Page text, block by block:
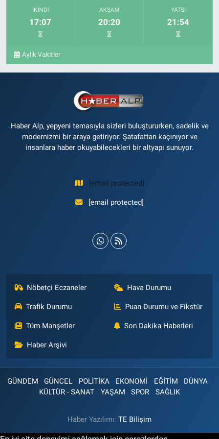
İKINDI
17:07
AKŞAM
20:20
YATSI
21:54
Aylık Vakitler
Haber Alp, yepyeni temasıyla sizleri buluştururken, sadelik ve
modernizmi bir araya getiriyor. Şatafattan kaçınıyor ve
insanlara haber okuyabilecekleri bir altyapı sunuyor.
[email protected]
[email protected]
Nöbetçi Eczaneler Hava Durumu
Trafik Durumu Puan Durumu ve Fikstür
Tüm Manşetler Son Dakika Haberleri
Haber Arşivi
GÜNDEM GÜNCEL POLİTİKA EKONOMİ EĞİTİM
DÜNYA
KÜLTÜR - SANAT
YAŞAM SPOR SAĞLIK
Haber Yazılımı: TE Bilişim